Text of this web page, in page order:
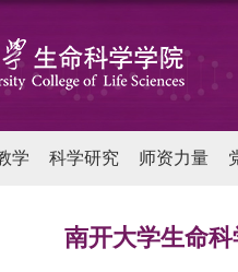
学 科学研究 师资力量
南开大学生命